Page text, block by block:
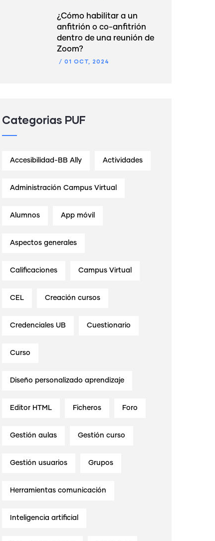
¿Cómo habilitar a un
anfitrión o co-anfitrión
dentro de una reunión de
Zoom?
/ 01 OCT, 2024
Categorias PUF
Accesibilidad-BB Ally Actividades
Administración Campus Virtual
Alumnos App móvil
Aspectos generales
Calificaciones Campus Virtual
CEL Creación cursos
Credenciales UB Cuestionario
Curso
Diseño personalizado aprendizaje
Editor HTML Ficheros Foro
Gestión aulas Gestión curso
Gestión usuarios Grupos
Herramientas comunicación
Inteligencia artificial